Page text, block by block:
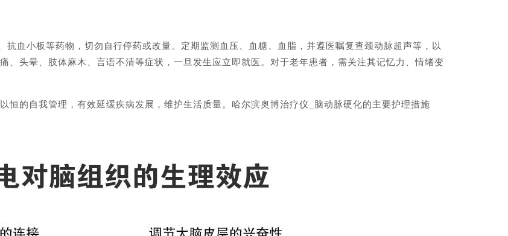
小板等药物，切勿自行停药或改量。定期监测血压、血糖、血脂，并遵医嘱复查颈动脉超声等，以
、头晕、肢体麻木、言语不清等症状，一旦发生应立即就医。对于老年患者，需关注其记忆力、情绪变
的自我管理，有效延缓疾病发展，维护生活质量。哈尔滨奥博治疗仪_脑动脉硬化的主要护理措施